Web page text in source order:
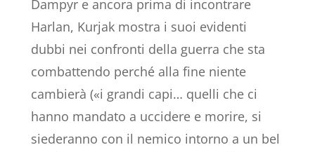
Dampyr e ancora prima di incontrare
Harlan, Kurjak mostra i suoi evidenti
dubbi nei confronti della guerra che sta
combattendo perché alla fine niente
cambierà («i grandi capi… quelli che ci
hanno mandato a uccidere e morire, si
siederanno con il nemico intorno a un bel